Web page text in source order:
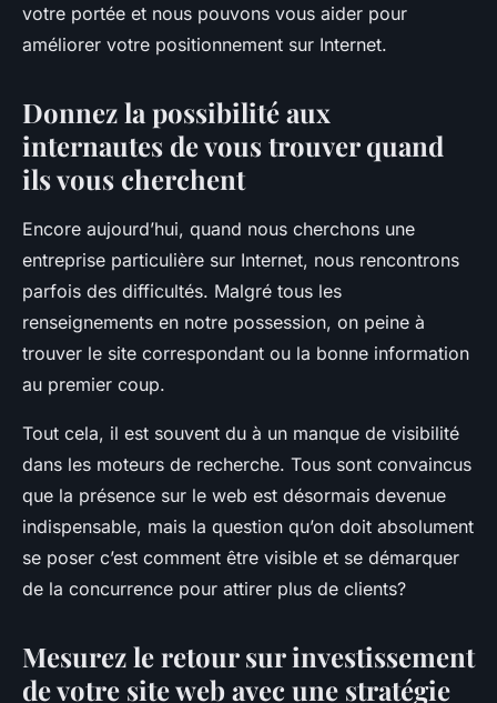
votre portée et nous pouvons vous aider pour
améliorer votre positionnement sur Internet.
Donnez la possibilité aux
internautes de vous trouver quand
ils vous cherchent
Encore aujourd’hui, quand nous cherchons une
entreprise particulière sur Internet, nous rencontrons
parfois des difficultés. Malgré tous les
renseignements en notre possession, on peine à
trouver le site correspondant ou la bonne information
au premier coup.
Tout cela, il est souvent du à un manque de visibilité
dans les moteurs de recherche. Tous sont convaincus
que la présence sur le web est désormais devenue
indispensable, mais la question qu’on doit absolument
se poser c’est comment être visible et se démarquer
de la concurrence pour attirer plus de clients?
Mesurez le retour sur investissement
de votre site web avec une stratégie